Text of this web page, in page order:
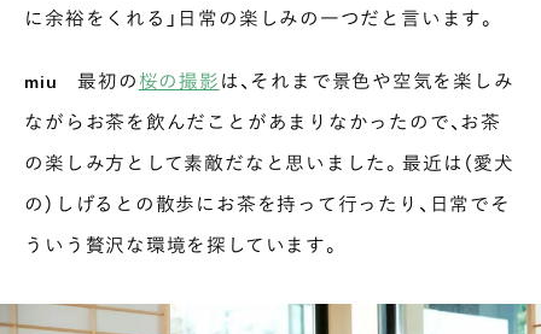
に余裕をくれる」日常の楽しみの一つだと言います。
miu 最初の桜の撮影は、それまで景色や空気を楽しみ
ながらお茶を飲んだことがあまりなかったので、お茶
の楽しみ方として素敵だなと思いました。最近は（愛犬
の）しげるとの散歩にお茶を持って行ったり、日常でそ
ういう贅沢な環境を探しています。